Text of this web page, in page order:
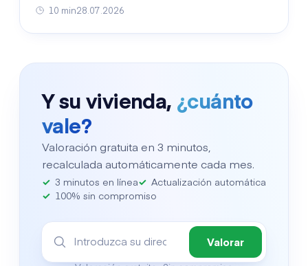
para maximizar el valor de tu propiedad.
10 min28.07.2026
Y su vivienda, ¿cuánto
vale?
Valoración gratuita en 3 minutos,
recalculada automáticamente cada mes.
3 minutos en línea
Actualización automática
100% sin compromiso
Valorar